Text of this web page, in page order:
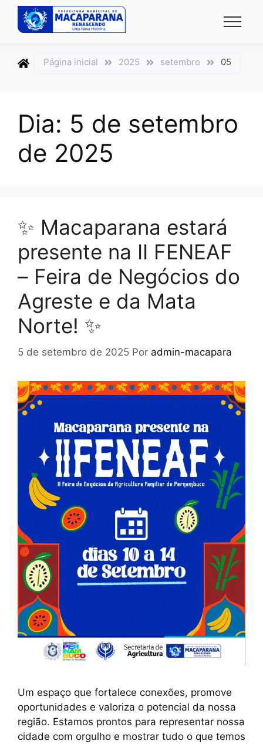
conteúdo
conteúdo
Página inicial 2025 setembro 05
Dia: 5 de setembro
de 2025
✨ Macaparana estará
presente na II FENEAF
– Feira de Negócios do
Agreste e da Mata
Norte! ✨
5 de setembro de 2025 Por admin-macapara
Um espaço que fortalece conexões, promove
oportunidades e valoriza o potencial da nossa
região. Estamos prontos para representar nossa
cidade com orgulho e mostrar tudo o que temos